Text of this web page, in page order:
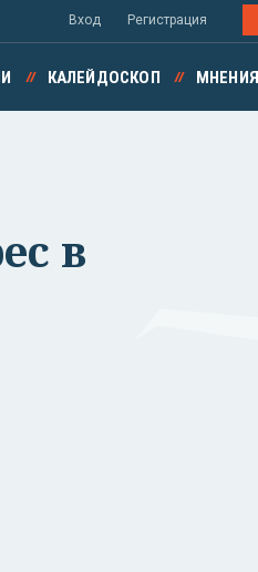
Вход Регистрация
КАЛЕЙДОСКОП МНЕНИЯ
в